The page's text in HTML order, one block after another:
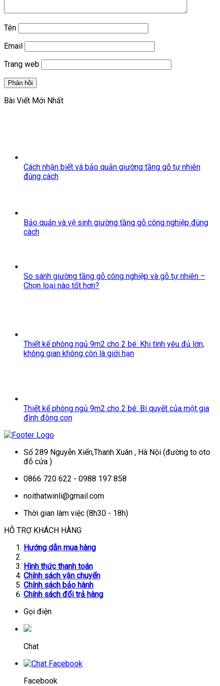
Tên
Email
Trang web
Bài Viết Mới Nhất
Cách nhận biết và bảo quản giường tầng gỗ tự nhiên
đúng cách
Bảo quản và vệ sinh giường tầng gỗ công nghiệp đúng
cách
So sánh giường tầng gỗ công nghiệp và gỗ tự nhiên –
Chọn loại nào tốt hơn?
Thiết kế phòng ngủ 9m2 cho 2 bé: Khi tình yêu đủ lớn,
không gian không còn là giới hạn
Thiết kế phòng ngủ 9m2 cho 2 bé: Bí quyết của một gia
đình đông con
Số 289 Nguyễn Xiển,Thanh Xuân , Hà Nội (đường to oto
đỗ cửa )
0866 720 622 - 0988 197 858
noithatwinli@gmail.com
Thời gian làm việc (8h30 - 18h)
HỖ TRỢ KHÁCH HÀNG
Hướng dẫn mua hàng
Hình thức thanh toán
Chính sách vận chuyển
Chính sách bảo hành
Chính sách đổi trả hàng
Gọi điện
Chat
Facebook